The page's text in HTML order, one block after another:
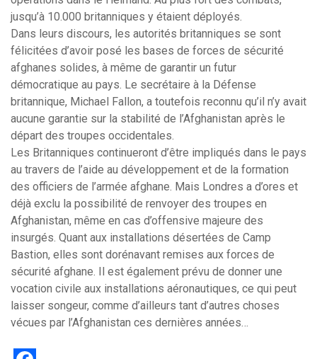
jusqu’à 10.000 britanniques y étaient déployés.
Dans leurs discours, les autorités britanniques se sont
félicitées d’avoir posé les bases de forces de sécurité
afghanes solides, à même de garantir un futur
démocratique au pays. Le secrétaire à la Défense
britannique, Michael Fallon, a toutefois reconnu qu’il n’y avait
aucune garantie sur la stabilité de l’Afghanistan après le
départ des troupes occidentales.
Les Britanniques continueront d’être impliqués dans le pays
au travers de l’aide au développement et de la formation
des officiers de l’armée afghane. Mais Londres a d’ores et
déjà exclu la possibilité de renvoyer des troupes en
Afghanistan, même en cas d’offensive majeure des
insurgés. Quant aux installations désertées de Camp
Bastion, elles sont dorénavant remises aux forces de
sécurité afghane. Il est également prévu de donner une
vocation civile aux installations aéronautiques, ce qui peut
laisser songeur, comme d’ailleurs tant d’autres choses
vécues par l’Afghanistan ces dernières années…